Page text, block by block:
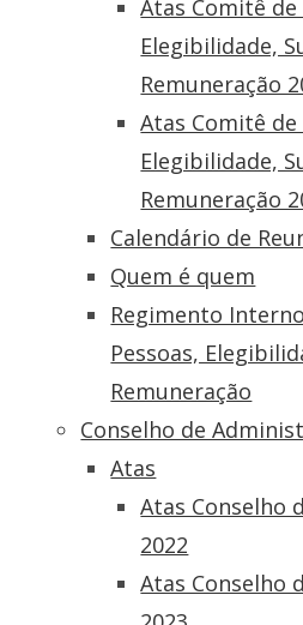
Atas Comitê de
Elegibilidade,
Remuneração
Atas Comitê de
Elegibilidade,
Remuneração
Calendário de
Quem é quem
Regimento
Pessoas,
Remuneração
Conselho de
Atas
Atas Conselho
2022
Atas Conselho